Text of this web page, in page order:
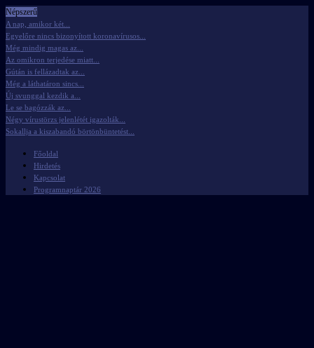
Népszerű
A nap, amikor két...
Egyelőre nincs bizonyított koronavírusos...
Még mindig magas az...
Az omikron terjedése miatt...
Gútán is fellázadtak az...
Még a láthatáron sincs...
Új svunggal kezdik a...
Le se bagózzák az...
Négy vírustörzs jelenlétét igazolták...
Sokallja a kiszabandó börtönbüntetést...
Főoldal
Hirdetés
Kapcsolat
Programnaptár 2026